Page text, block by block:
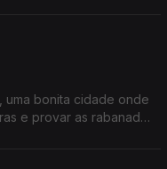
uma bonita cidade onde
e provar as rabanadas